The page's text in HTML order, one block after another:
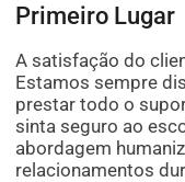
Primeiro Lugar
A satisfação do
Estamos sempre
prestar todo o
sinta seguro ao
abordagem
relacionamentos